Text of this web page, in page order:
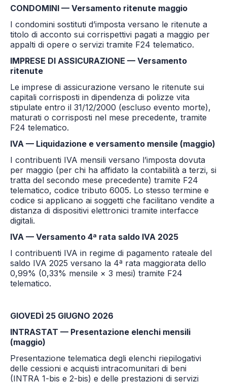
CONDOMINI — Versamento ritenute maggio
I condomini sostituti d’imposta versano le ritenute a
titolo di acconto sui corrispettivi pagati a maggio per
appalti di opere o servizi tramite F24 telematico.
IMPRESE DI ASSICURAZIONE — Versamento
ritenute
Le imprese di assicurazione versano le ritenute sui
capitali corrisposti in dipendenza di polizze vita
stipulate entro il 31/12/2000 (escluso evento morte),
maturati o corrisposti nel mese precedente, tramite
F24 telematico.
IVA — Liquidazione e versamento mensile (maggio)
I contribuenti IVA mensili versano l’imposta dovuta
per maggio (per chi ha affidato la contabilità a terzi, si
tratta del secondo mese precedente) tramite F24
telematico, codice tributo 6005. Lo stesso termine e
codice si applicano ai soggetti che facilitano vendite a
distanza di dispositivi elettronici tramite interfacce
digitali.
IVA — Versamento 4ª rata saldo IVA 2025
I contribuenti IVA in regime di pagamento rateale del
saldo IVA 2025 versano la 4ª rata maggiorata dello
0,99% (0,33% mensile × 3 mesi) tramite F24
telematico.
GIOVEDÌ 25 GIUGNO 2026
INTRASTAT — Presentazione elenchi mensili
(maggio)
Presentazione telematica degli elenchi riepilogativi
delle cessioni e acquisti intracomunitari di beni
(INTRA 1-bis e 2-bis) e delle prestazioni di servizi